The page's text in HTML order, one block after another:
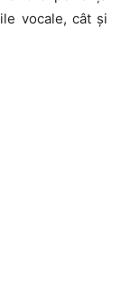
vocale, cât și